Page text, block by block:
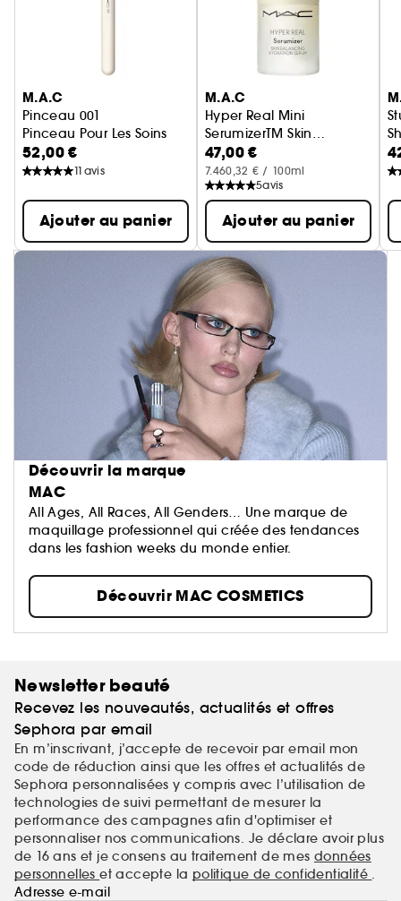
M.A.C
Pinceau 001
Pinceau Pour Les Soins
52,00 €
11 avis
Ajouter au panier
M.A.C
Hyper Real Mini
SerumizerTM Skin
Balancing Hydration
Serum
Serum Hydratant
47,00 €
7.460,32 € / 100ml
5avis
Ajouter au panier
Découvrir la marque
MAC
All Ages, All Races, All Genders… Une marque de
maquillage professionnel qui créée des tendances
dans les fashion weeks du monde entier.
Découvrir MAC COSMETICS
Newsletter beauté
Recevez les nouveautés, actualités et offres
Sephora par email
En m’inscrivant, j’accepte de recevoir par email mon
code de réduction ainsi que les offres et actualités de
Sephora personnalisées y compris avec l’utilisation de
technologies de suivi permettant de mesurer la
performance des campagnes afin d'optimiser et
personnaliser nos communications. Je déclare avoir plus
de 16 ans et je consens au traitement de mes données
personnelleset accepte la politique de confidentialité .
Adresse e-mail